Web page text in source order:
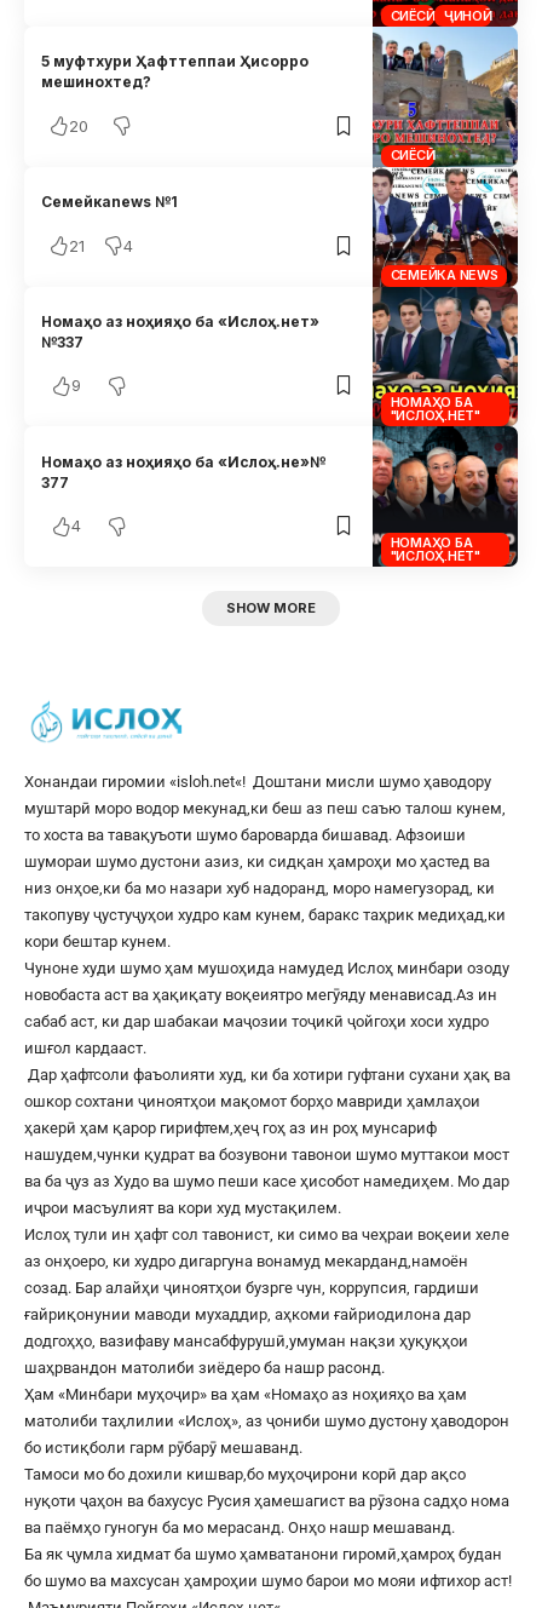
СИЁСӢ ҶИНОӢ
СИЁСӢ
5 муфтхури Ҳафттеппаи Ҳисорро
мешинохтед?
20
СЕМЕЙКА NEWS
Семейкаnews №1
21 4
НОМАҲО БА
"ИСЛОҲ.НЕТ"
Номаҳо аз ноҳияҳо ба «Ислоҳ.нет»
№337
9
НОМАҲО БА
"ИСЛОҲ.НЕТ"
Номаҳо аз ноҳияҳо ба «Ислоҳ.не»№
377
4
SHOW MORE
Хонандаи гиромии «isloh.net«! Доштани мисли шумо ҳаводору
муштарӣ моро водор мекунад,ки беш аз пеш саъю талош кунем,
то хоста ва тавақуъоти шумо бароварда бишавад. Афзоиши
шумораи шумо дустони азиз, ки сидқан ҳамроҳи мо ҳастед ва
низ онҳое,ки ба мо назари хуб надоранд, моро намегузорад, ки
такопуву ҷустуҷуҳои худро кам кунем, баракс таҳрик медиҳад,ки
кори бештар кунем.
Чуноне худи шумо ҳам мушоҳида намудед Ислоҳ минбари озоду
новобаста аст ва ҳақиқату воқеиятро мегӯяду менависад.Аз ин
сабаб аст, ки дар шабакаи маҷозии тоҷикӣ ҷойгоҳи хоси худро
ишғол кардааст.
Дар ҳафтсоли фаъолияти худ, ки ба хотири гуфтани сухани ҳақ ва
ошкор сохтани ҷиноятҳои мақомот борҳо мавриди ҳамлаҳои
ҳакерӣ ҳам қарор гирифтем,ҳеҷ гоҳ аз ин роҳ мунсариф
нашудем,чунки қудрат ва бозувони тавонои шумо муттакои мост
ва ба ҷуз аз Худо ва шумо пеши касе ҳисобот намедиҳем. Мо дар
иҷрои масъулият ва кори худ мустақилем.
Ислоҳ тули ин ҳафт сол тавонист, ки симо ва чеҳраи воқеии хеле
аз онҳоеро, ки худро дигаргуна вонамуд мекарданд,намоён
созад. Бар алайҳи ҷиноятҳои бузрге чун, коррупсия, гардиши
ғайриқонунии маводи мухаддир, аҳкоми ғайриодилона дар
додгоҳҳо, вазифаву мансабфурушӣ,умуман нақзи ҳуқуқҳои
шаҳрвандон матолиби зиёдеро ба нашр расонд.
Ҳам «Минбари муҳоҷир» ва ҳам «Номаҳо аз ноҳияҳо ва ҳам
матолиби таҳлилии «Ислоҳ», аз ҷониби шумо дустону ҳаводорон
бо истиқболи гарм рӯбарӯ мешаванд.
Тамоси мо бо дохили кишвар,бо муҳоҷирони корӣ дар ақсо
нуқоти ҷаҳон ва бахусус Русия ҳамешагист ва рӯзона садҳо нома
ва паёмҳо гуногун ба мо мерасанд. Онҳо нашр мешаванд.
Ба як ҷумла хидмат ба шумо ҳамватанони гиромӣ,ҳамроҳ будан
бо шумо ва махсусан ҳамроҳии шумо барои мо мояи ифтихор аст!